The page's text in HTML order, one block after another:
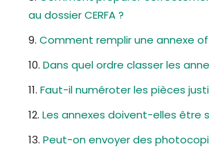
au dossier CERFA ?
Comment remplir une annexe
Dans quel ordre classer les
Faut-il numéroter les pièces
Les annexes doivent-elles être
Peut-on envoyer des